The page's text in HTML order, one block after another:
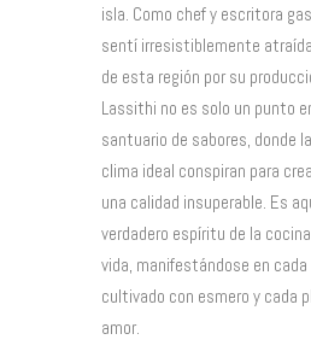
isla. Como chef y escritora
sentí irresistiblemente
de esta región por su
Lassithi no es solo un punto
santuario de sabores, donde
clima ideal conspiran para
una calidad insuperable. Es
verdadero espíritu de la
vida, manifestándose en
cultivado con esmero y cada
amor.